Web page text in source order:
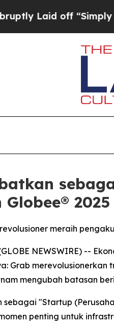
“Simply a Math
2025
meraih
NEWSWIRE) --
Grab merevolusionerkan
mengubah batasan
"Startup
penting untuk